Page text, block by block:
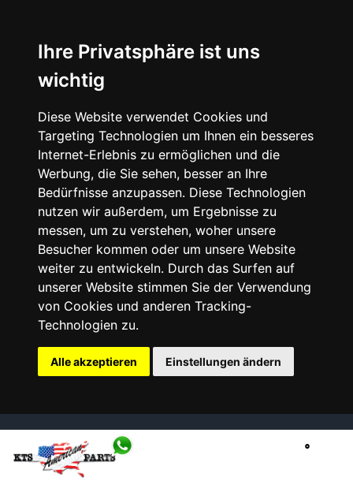
Ihre Privatsphäre ist uns
wichtig
Diese Website verwendet Cookies und
Targeting Technologien um Ihnen ein besseres
Internet-Erlebnis zu ermöglichen und die
Werbung, die Sie sehen, besser an Ihre
Bedürfnisse anzupassen. Diese Technologien
nutzen wir außerdem, um Ergebnisse zu
messen, um zu verstehen, woher unsere
Besucher kommen oder um unsere Website
weiter zu entwickeln. Durch das Surfen auf
unserer Website stimmen Sie der Verwendung
von Cookies und anderen Tracking-
Technologien zu.
Alle akzeptieren Einstellungen ändern
nach
KFZ
Universelles